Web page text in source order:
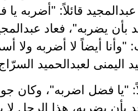
عبدالمجيد قائلاً:
بأن يضربه"، فعاد
"وأنا أيضاً لا أضربه ولا
اليمنى لعبدالحميد
"يا فضل اضربه"،
يضربه، هذا الرجل لا